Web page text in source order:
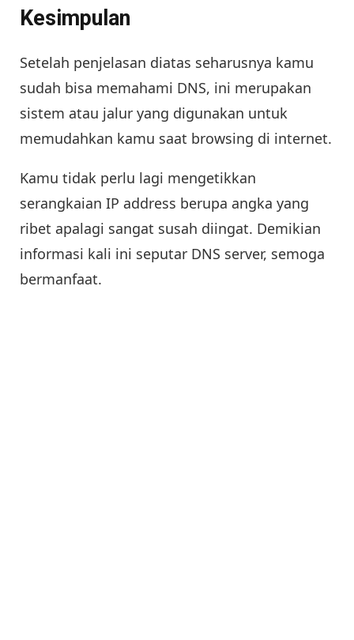
Kesimpulan
Setelah penjelasan diatas seharusnya kamu
sudah bisa memahami DNS, ini merupakan
sistem atau jalur yang digunakan untuk
memudahkan kamu saat browsing di internet.
Kamu tidak perlu lagi mengetikkan
serangkaian IP address berupa angka yang
ribet apalagi sangat susah diingat. Demikian
informasi kali ini seputar DNS server, semoga
bermanfaat.